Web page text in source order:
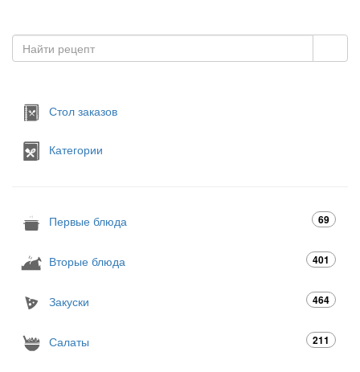
Стол заказов
Категории
Первые блюда 69
Вторые блюда 401
Закуски 464
Салаты 211